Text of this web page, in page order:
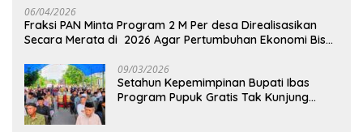
06/04/2026
Fraksi PAN Minta Program 2 M Per desa Direalisasikan
Secara Merata di 2026 Agar Pertumbuhan Ekonomi Bisa
09/03/2026
Setahun Kepemimpinan Bupati Ibas
Program Pupuk Gratis Tak Kunjung